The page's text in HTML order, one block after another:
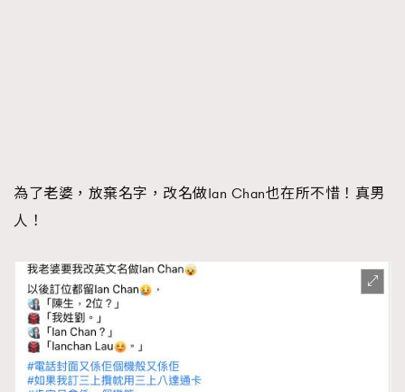
為了老婆，放棄名字，改名做Ian Chan也在所不惜！真男
人！